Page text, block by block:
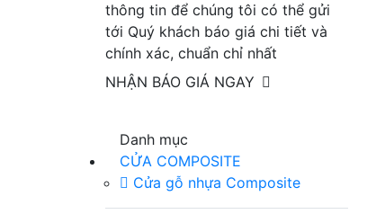
thông tin để chúng tôi có thể gửi
tới Quý khách báo giá chi tiết và
chính xác, chuẩn chỉ nhất
NHẬN BÁO GIÁ NGAY
Danh mục
CỬA COMPOSITE
Cửa gỗ nhựa Composite